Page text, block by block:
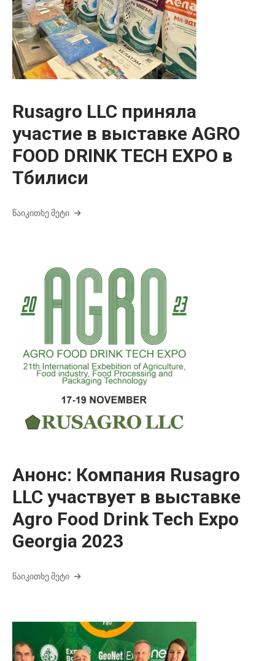
Rusagro LLC приняла
участие в выставке AGRO
FOOD DRINK TECH EXPO в
Тбилиси
ᲬᲐᲘᲙᲘᲗᲮᲔ ᲛᲔᲢᲘ
Анонс: Компания Rusagro
LLC участвует в выставке
Agro Food Drink Tech Expo
Georgia 2023
ᲬᲐᲘᲙᲘᲗᲮᲔ ᲛᲔᲢᲘ